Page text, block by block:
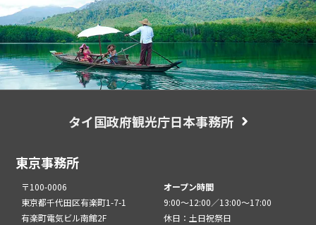
タイ国政府観光庁日本事務所
東京事務所
〒100-0006
東京都千代田区有楽町1-7-1
有楽町電気ビル南館2F
オープン時間
9:00～12:00／13:00～17:00
休日：土日祝祭日